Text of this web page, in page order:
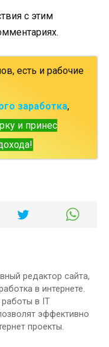
с этим
есть и рабочие
заработка,
и принес
редактор сайта,
в интернете.
в IT
эффективно
проекты.